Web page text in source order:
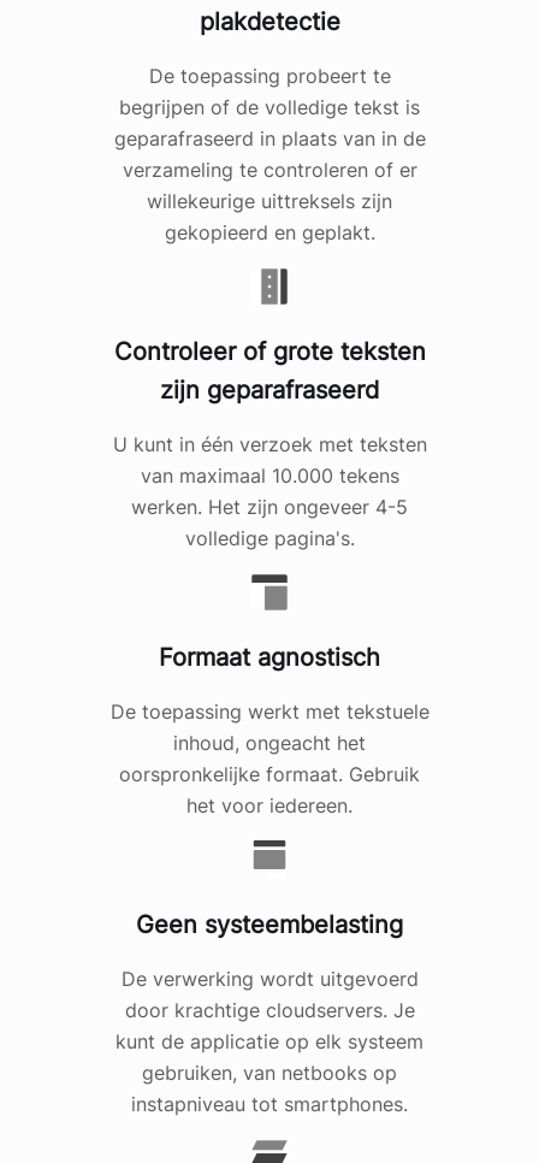
plakdetectie
De toepassing probeert te
begrijpen of de volledige tekst is
geparafraseerd in plaats van in de
verzameling te controleren of er
willekeurige uittreksels zijn
gekopieerd en geplakt.
Controleer of grote teksten
zijn geparafraseerd
U kunt in één verzoek met teksten
van maximaal 10.000 tekens
werken. Het zijn ongeveer 4-5
volledige pagina's.
Formaat agnostisch
De toepassing werkt met tekstuele
inhoud, ongeacht het
oorspronkelijke formaat. Gebruik
het voor iedereen.
Geen systeembelasting
De verwerking wordt uitgevoerd
door krachtige cloudservers. Je
kunt de applicatie op elk systeem
gebruiken, van netbooks op
instapniveau tot smartphones.